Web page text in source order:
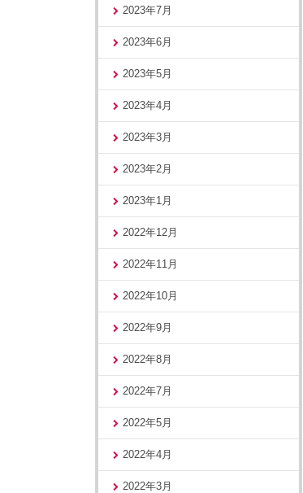
2023年7月
2023年6月
2023年5月
2023年4月
2023年3月
2023年2月
2023年1月
2022年12月
2022年11月
2022年10月
2022年9月
2022年8月
2022年7月
2022年5月
2022年4月
2022年3月